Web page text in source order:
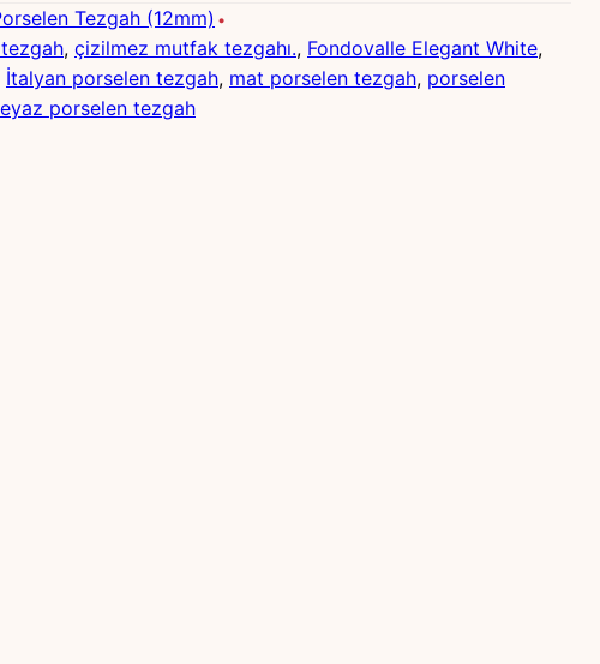
Tezgah (12mm)
, çizilmez mutfak tezgahı., Fondovalle Elegant White
İtalyan porselen tezgah, mat porselen tezgah, porselen
porselen tezgah